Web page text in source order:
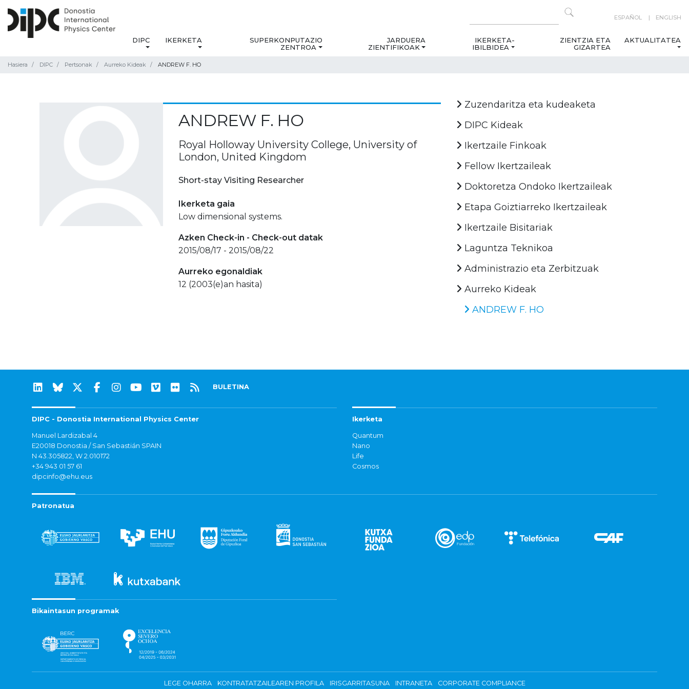
ESPAÑOL ENGLISH
DIPC IKERKETA
SUPERKONPUTAZIO
ZENTROA
JARDUERA
ZIENTIFIKOAK
IKERKETA-
IBILBIDEA
ZIENTZIA ETA
GIZARTEA
AKTUALITATEA
Hasiera DIPC Pertsonak Aurreko Kideak ANDREW F. HO
ANDREW F. HO
Royal Holloway University College, University of
London, United Kingdom
Short-stay Visiting Researcher
Ikerketa gaia
Low dimensional systems.
Azken Check-in - Check-out datak
2015/08/17 - 2015/08/22
Aurreko egonaldiak
12 (2003(e)an hasita)
Zuzendaritza eta kudeaketa
DIPC Kideak
Ikertzaile Finkoak
Fellow Ikertzaileak
Doktoretza Ondoko Ikertzaileak
Etapa Goiztiarreko Ikertzaileak
Ikertzaile Bisitariak
Laguntza Teknikoa
Administrazio eta Zerbitzuak
Aurreko Kideak
ANDREW F. HO
BULETINA
DIPC - Donostia International Physics Center
Manuel Lardizabal 4
E20018 Donostia / San Sebastián SPAIN
N 43.305822, W 2.010172
+34 943 01 57 61
dipcinfo@ehu.eus
Ikerketa
Quantum
Nano
Life
Cosmos
Patronatua
Bikaintasun programak
LEGE OHARRA KONTRATATZAILEAREN PROFILA IRISGARRITASUNA INTRANETA CORPORATE COMPLIANCE